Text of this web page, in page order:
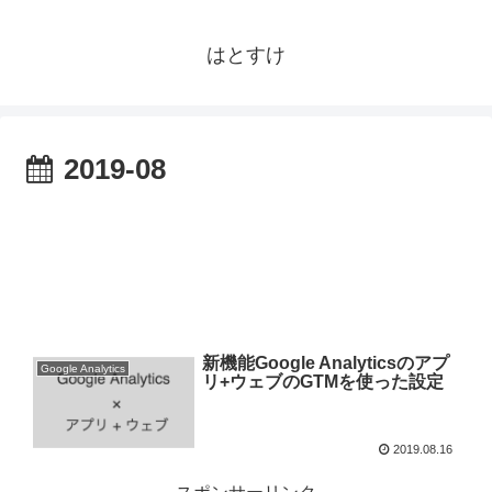
はとすけ
2019-08
Google Analytics
新機能Google Analyticsのアプ
リ+ウェブのGTMを使った設定
2019.08.16